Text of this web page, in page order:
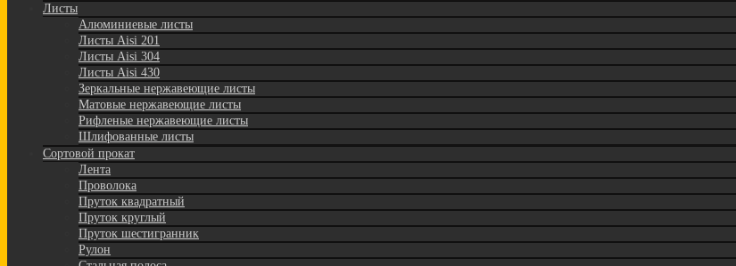
Листы
Алюминиевые листы
Листы Aisi 201
Листы Aisi 304
Листы Aisi 430
Зеркальные нержавеющие листы
Матовые нержавеющие листы
Рифленые нержавеющие листы
Шлифованные листы
Сортовой прокат
Лента
Проволока
Пруток квадратный
Пруток круглый
Пруток шестигранник
Рулон